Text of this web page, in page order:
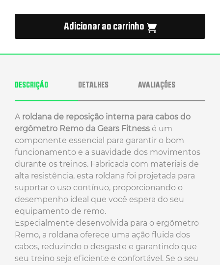
Adicionar ao carrinho
DESCRIÇÃO DETALHES AVALIAÇÕES
A roldana de reposição interna para cabos do
ergômetro Remo da Gears Fitness é um
componente essencial para garantir o bom
funcionamento e a suavidade dos movimentos
durante os treinos. Fabricada com materiais de
alta resistência, esta roldana foi projetada para
suportar o uso contínuo, proporcionando o
desempenho ideal que você espera do seu
equipamento de remo.
Especialmente desenvolvida para o ergômetro
Remo, a roldana oferece uma ação fluida dos
cabos, reduzindo o desgaste e garantindo que
seu treino seja eficiente e confortável. Se o seu